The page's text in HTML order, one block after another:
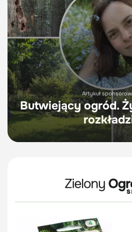
Artykuł
Butwiejący ogród.